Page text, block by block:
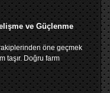
ve Güçlenme
öne geçmek
taşır. Doğru farm